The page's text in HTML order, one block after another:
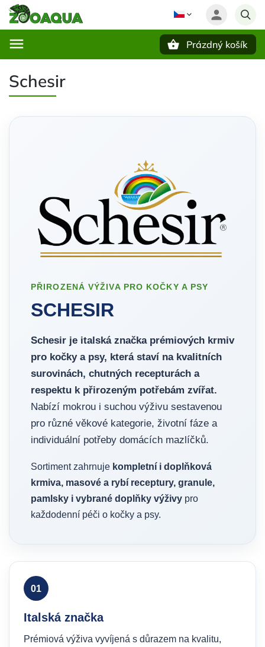
Prázdný košík
Schesir
PŘIROZENÁ VÝŽIVA PRO KOČKY A PSY
SCHESIR
Schesir je italská značka prémiových krmiv
pro kočky a psy, která staví na kvalitních
surovinách, chutných recepturách a
respektu k přirozeným potřebám zvířat.
Nabízí mokrou i suchou výživu sestavenou
pro různé věkové kategorie, životní fáze a
individuální potřeby domácích mazlíčků.
Sortiment zahrnuje kompletní i doplňková
krmiva, masové a rybí receptury, granule,
pamlsky i vybrané doplňky výživy pro
každodenní péči o kočky a psy.
01
Italská značka
Prémiová výživa vyvíjená s důrazem na kvalitu,